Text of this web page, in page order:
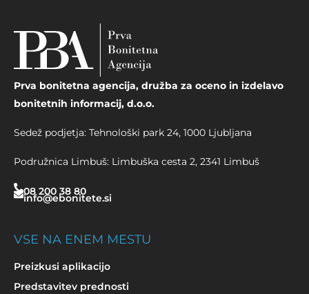
Prva bonitetna agencija, družba za oceno in izdelavo
bonitetnih informacij, d.o.o.
Sedež podjetja: Tehnološki park 24, 1000 Ljubljana
Podružnica Limbuš: Limbuška cesta 2, 2341 Limbuš
08 200 38 80
info@ebonitete.si
VSE NA ENEM MESTU
Preizkusi aplikacijo
Predstavitev prednosti